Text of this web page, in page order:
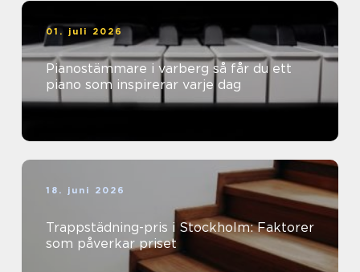
01. juli 2026
Pianostämmare i varberg så får du ett
piano som inspirerar varje dag
18. juni 2026
Trappstädning-pris i Stockholm: Faktorer
som påverkar priset